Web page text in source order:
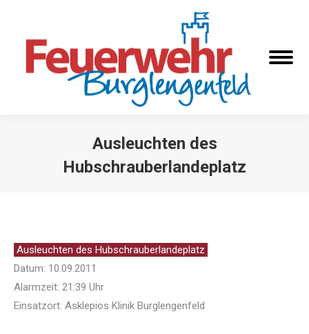
Ausleuchten des
Hubschrauberlandeplatz
Ausleuchten des Hubschrauberlandeplatz
Datum: 10.09.2011
Alarmzeit: 21:39 Uhr
Einsatzort: Asklepios Klinik Burglengenfeld